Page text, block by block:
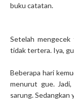
buku catatan.
Setelah mengecek
tidak tertera. Iya,
Beberapa hari
menurut gue.
sarung. Sedangkan